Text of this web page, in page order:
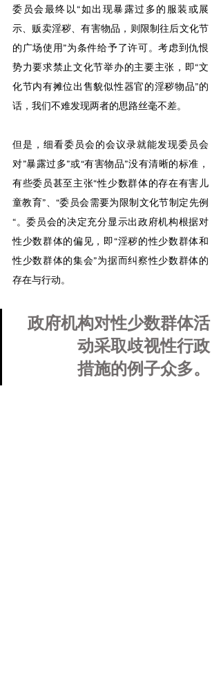
委员会最终以“如出现暴露过多的服装或展
示、贩卖淫秽、有害物品，则限制往后文化节
的广场使用”为条件给予了许可。考虑到仇恨
势力要求禁止文化节举办的主要主张，即“文
化节内有摊位出售貌似性器官的淫秽物品”的
话，我们不难发现两者的思路丝毫不差。
但是，细看委员会的会议录就能发现委员会
对”暴露过多”或“有害物品”没有清晰的标准，
有些委员甚至主张“性少数群体的存在有害儿
童教育”、“委员会需要为限制文化节制定先例
“。委员会的决定充分显示出政府机构根据对
性少数群体的偏见，即“淫秽的性少数群体和
性少数群体的集会”为据而纠察性少数群体的
存在与行动。
政府机构对性少数群体活
动采取歧视性行政
措施的例子众多。